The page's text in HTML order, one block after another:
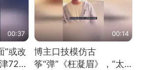
00:37
”或改
72家
00:14
博主口技模仿古
筝“弹”《枉凝眉》，“太